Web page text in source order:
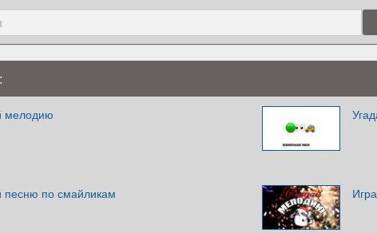
мелодию
песню по смайликам